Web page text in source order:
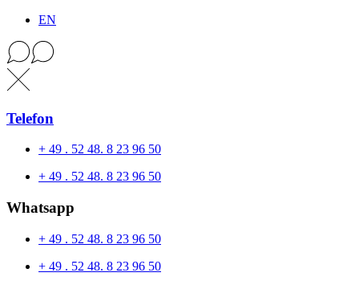
EN
Telefon
+ 49 . 52 48. 8 23 96 50
+ 49 . 52 48. 8 23 96 50
Whatsapp
+ 49 . 52 48. 8 23 96 50
+ 49 . 52 48. 8 23 96 50